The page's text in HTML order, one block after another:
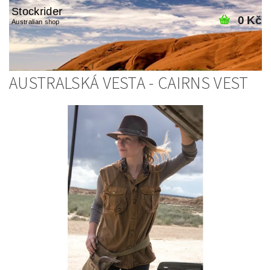
Stockrider
Australian shop 0 Kč
AUSTRALSKÁ VESTA - CAIRNS VEST